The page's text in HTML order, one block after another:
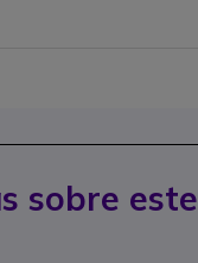
sobre este